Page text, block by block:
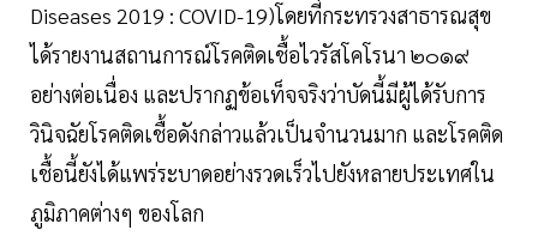
Diseases 2019 : COVID-19)โดยที่กระทรวงสาธารณสุข
ได้รายงานสถานการณ์โรคติดเชื้อไวรัสโคโรนา ๒๐๑๙
อย่างต่อเนื่อง และปรากฏข้อเท็จจริงว่าบัดนี้มีผู้ได้รับการ
วินิจฉัยโรคติดเชื้อดังกล่าวแล้วเป็นจำนวนมาก และโรคติด
เชื้อนี้ยังได้แพร่ระบาดอย่างรวดเร็วไปยังหลายประเทศใน
ภูมิภาคต่างๆ ของโลก